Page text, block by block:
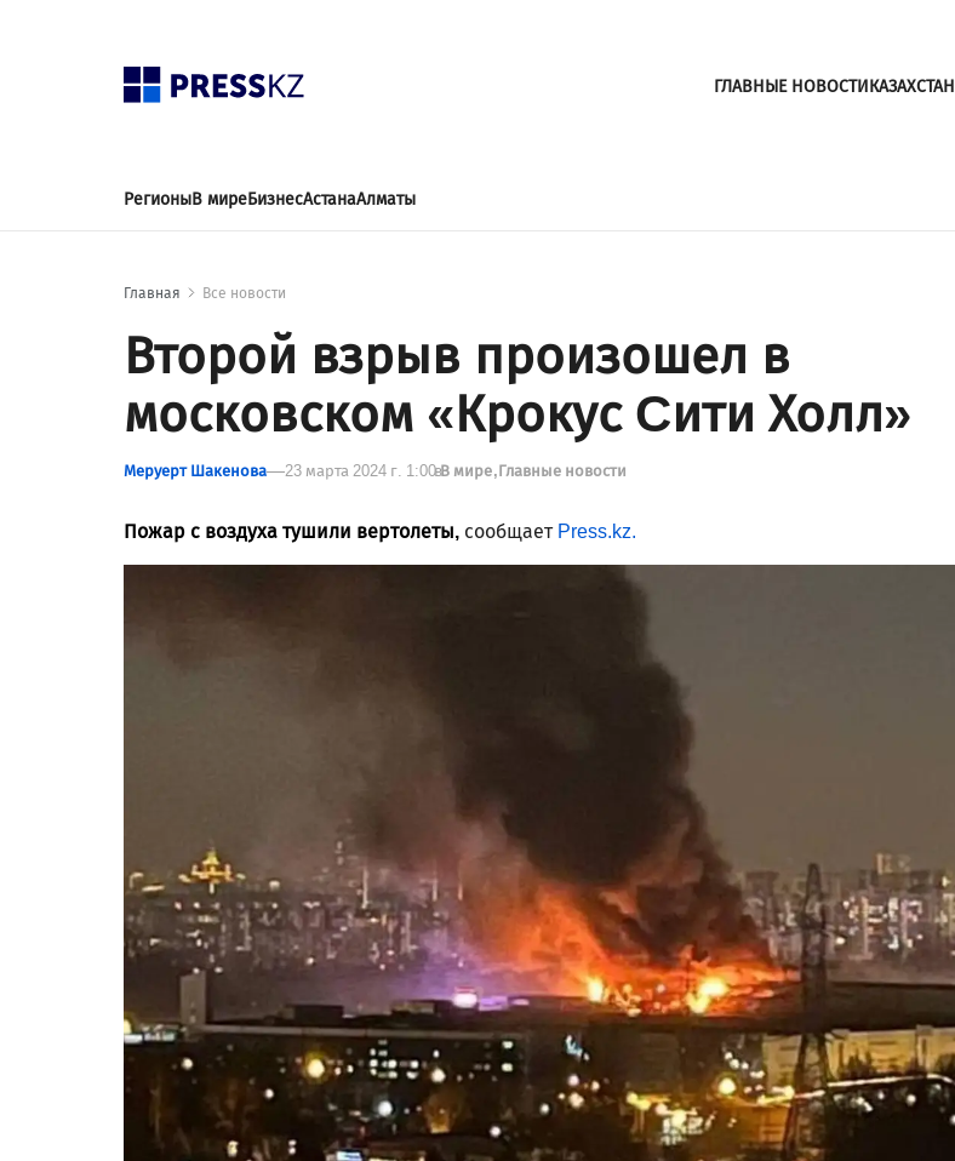
ГЛАВНЫЕ НОВОСТИКАЗАХСТАН
РегионыВ миреБизнесАстанаАлматы
Главная Все новости
Второй взрыв произошел в
московском «Крокус Cити Холл»
Меруерт Шакенова 23 марта 2024 г. 1:00вВ мире Главные новости
Пожар с воздуха тушили вертолеты, сообщает Press.kz.